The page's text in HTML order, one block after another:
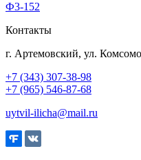
Ф3-152
Контакты
г. Артемовский, ул.
+7 (343) 307-38-98
+7 (965) 546-87-68
uytvil-ilicha@mail.ru